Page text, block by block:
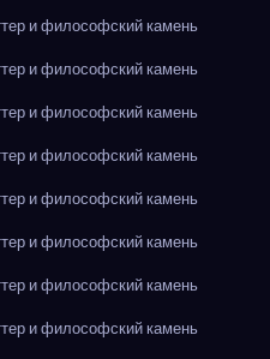
и философский камень
и философский камень
и философский камень
и философский камень
и философский камень
и философский камень
и философский камень
и философский камень